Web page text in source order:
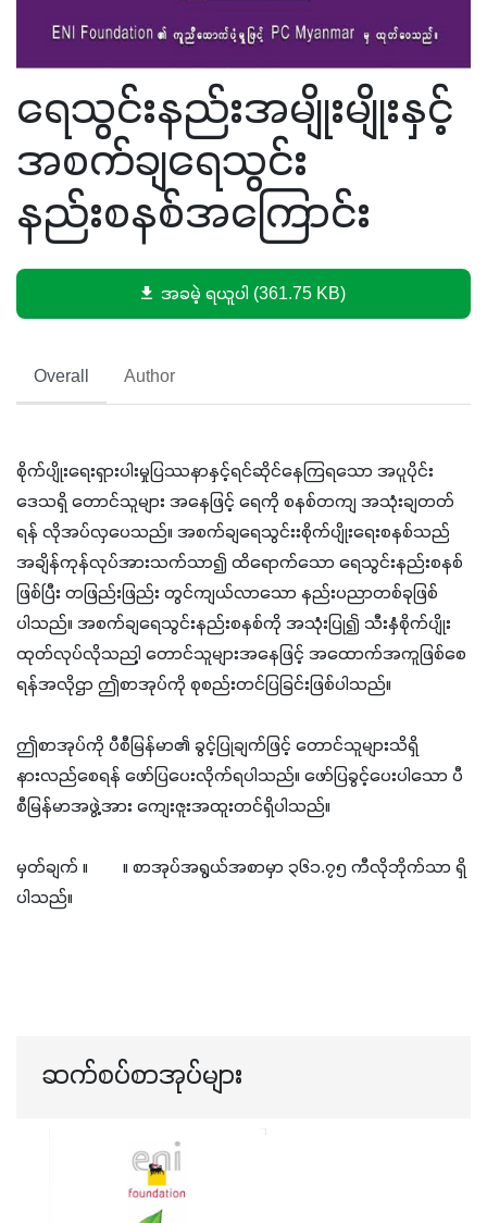
ရေသွင်းနည်းအမျိုးမျိုးနှင့်
အစက်ချရေသွင်း
နည်းစနစ်အကြောင်း
အခမဲ့ ရယူပါ (361.75 KB)
Overall Author
စိုက်ပျိုးရေးရှားပါးမှုပြဿနာနှင့်ရင်ဆိုင်နေကြရသော အပူပိုင်း
ဒေသရှိ တောင်သူများ အနေဖြင့် ရေကို စနစ်တကျ အသုံးချတတ်
ရန် လိုအပ်လှပေသည်။ အစက်ချရေသွင်းးစိုက်ပျိုးရေးစနစ်သည်
အချိန်ကုန်လုပ်အားသက်သာ၍ ထိရောက်သော ရေသွင်းနည်းစနစ်
ဖြစ်ပြီး တဖြည်းဖြည်း တွင်ကျယ်လာသော နည်းပညာတစ်ခုဖြစ်
ပါသည်။ အစက်ချရေသွင်းနည်းစနစ်ကို အသုံးပြု၍ သီးနှံစိုက်ပျိုး
ထုတ်လုပ်လိုသညါ့ တောင်သူများအနေဖြင့် အထောက်အကူဖြစ်စေ
ရန်အလိုဌာ ဤစာအုပ်ကို စုစည်းတင်ပြခြင်းဖြစ်ပါသည်။
ဤစာအုပ်ကို ပီစီမြန်မာ၏ ခွင့်ပြုချက်ဖြင့် တောင်သူများသိရှိ
နားလည်စေရန် ဖော်ပြပေးလိုက်ရပါသည်။ ဖော်ပြခွင့်ပေးပါသော ပီ
စီမြန်မာအဖွဲ့အား ကျေးဇူးအထူးတင်ရှိပါသည်။
မှတ်ချက် ။        ။ စာအုပ်အရွယ်အစာမှာ ၃၆၁.၇၅ ကီလိုဘိုက်သာ ရှိ
ပါသည်။
ဆက်စပ်စာအုပ်များ